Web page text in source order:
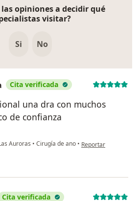
las opiniones a decidir qué
visitar?
Si No
Cita verificada
una dra con muchos
de confianza
Auroras • Cirugía de ano • en opinión del
Reportar
Cita verificada